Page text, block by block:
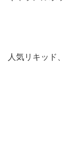
人気リキッド